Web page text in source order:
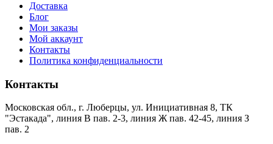
Доставка
Блог
Мои заказы
Мой аккаунт
Контакты
Политика конфиденциальности
Контакты
Московская обл., г. Люберцы, ул. Инициативная 8, ТК
"Эстакада", линия В пав. 2-3, линия Ж пав. 42-45, линия З
пав. 2